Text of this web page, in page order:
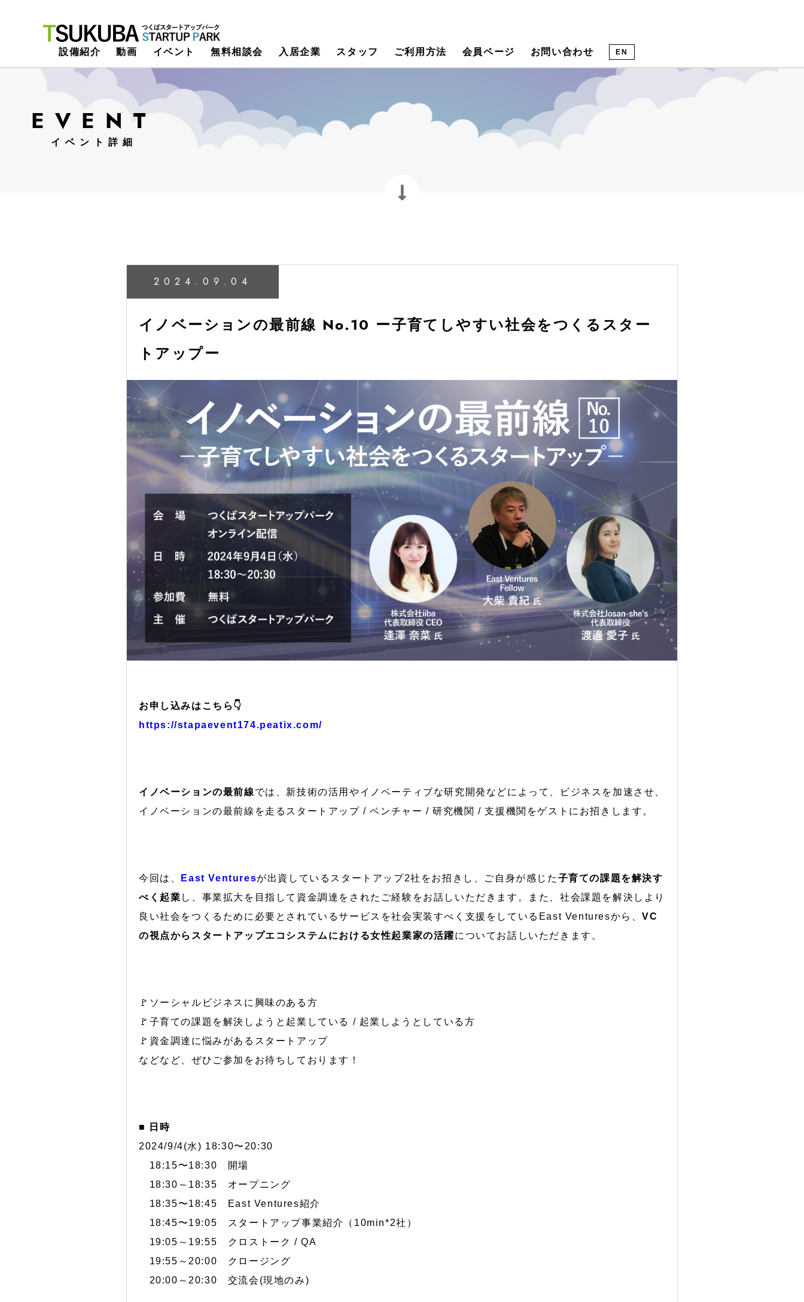
つくばスタートアップパーク
設備紹介 動画 イベント 無料相談会 入居企業 スタッフ ご利用方法 会員ページ お問い合わせ EN
EVENT
イベント詳細
2024.09.04
イノベーションの最前線 No.10 ー子育てしやすい社会をつくるスター
トアップー
お申し込みはこちら👇
https://stapaevent174.peatix.com/
イノベーションの最前線では、新技術の活用やイノベーティブな研究開発などによって、ビジネスを加速させ、
イノベーションの最前線を走るスタートアップ / ベンチャー / 研究機関 / 支援機関をゲストにお招きします。
今回は、 East Venturesが出資しているスタートアップ2社をお招きし、ご自身が感じた 子育ての課題を解決す
べく起業 し、事業拡大を目指して資金調達をされたご経験をお話しいただきます。また、社会課題を解決しより
良い社会をつくるために必要とされているサービスを社会実装すべく支援をしているEast Venturesから、VC
の視点からスタートアップエコシステムにおける女性起業家の活躍についてお話しいただきます。
🚩ソーシャルビジネスに興味のある方
🚩子育ての課題を解決しようと起業している / 起業しようとしている方
🚩資金調達に悩みがあるスタートアップ
などなど、ぜひご参加をお待ちしております！
■ 日時
2024/9/4(水) 18:30〜20:30
18:15〜18:30 開場
18:30～18:35 オープニング
18:35〜18:45 East Ventures紹介
18:45〜19:05 スタートアップ事業紹介（10min*2社）
19:05～19:55 クロストーク / QA
19:55～20:00 クロージング
20:00～20:30 交流会(現地のみ)